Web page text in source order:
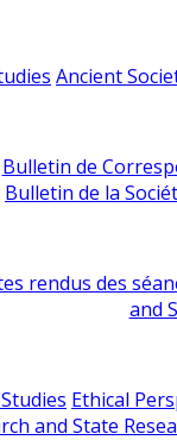
Ancient
Bulletin de
Bulletin de la
rendus des
and
Ethical
and State